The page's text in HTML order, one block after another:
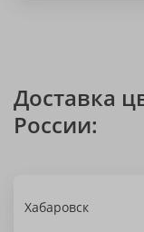
Доставка
России:
Хабаровск